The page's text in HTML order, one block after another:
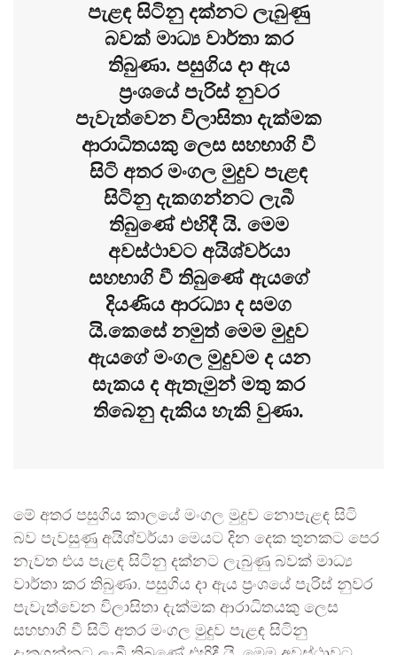
පැළඳ සිටිනු දක්නට ලැබුණු
බවක් මාධ්‍ය වාර්තා කර
තිබුණා. පසුගිය දා ඇය
ප්‍රංශයේ පැරිස් නුවර
පැවැත්වෙන විලාසිතා දැක්මක
ආරාධිතයකු ලෙස සහභාගි වී
සිටි අතර මංගල මුදුව පැළඳ
සිටිනු දැකගන්නට ලැබී
තිබුණේ එහිදී යි. මෙම
අවස්ථාවට අයිශ්වර්යා
සහභාගි වී තිබුණේ ඇයගේ
දියණිය ආරධ්‍යා ද සමග
යි.කෙසේ නමුත් මෙම මුදුව
ඇයගේ මංගල මුදුවම ද යන
සැකය ද ඇතැමුන් මතු කර
තිබෙනු දැකිය හැකි වුණා.
මේ අතර පසුගිය කාලයේ මංගල මුදුව නොපැළඳ සිටි
බව පැවසුණු අයිශ්වර්යා මෙයට දින දෙක තුනකට පෙර
නැවත එය පැළඳ සිටිනු දක්නට ලැබුණු බවක් මාධ්‍ය
වාර්තා කර තිබුණා. පසුගිය දා ඇය ප්‍රංශයේ පැරිස් නුවර
පැවැත්වෙන විලාසිතා දැක්මක ආරාධිතයකු ලෙස
සහභාගි වී සිටි අතර මංගල මුදුව පැළඳ සිටිනු